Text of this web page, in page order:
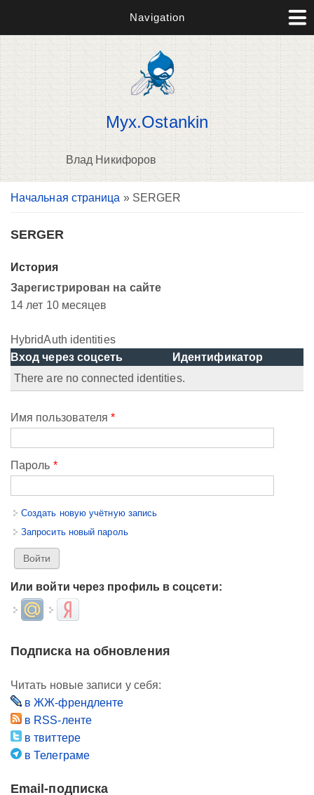
Navigation
Myx.Ostankin
Влад Никифоров
Вы здесь
Начальная страница » SERGER
SERGER
История
Зарегистрирован на сайте
14 лет 10 месяцев
HybridAuth identities
Вход через соцсеть
Идентификатор
There are no connected identities.
Имя пользователя*
Пароль *
Создать новую учётную запись
Запросить новый пароль
Или войти через профиль в соцсети:
Login with Mail.ruLogin with Яндекс
Подписка на обновления
Читать новые записи у себя:
в ЖЖ-френдленте
в RSS-ленте
в твиттере
в Телеграме
Email-подписка